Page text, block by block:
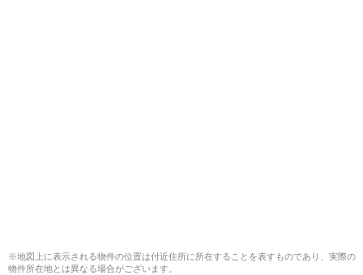
※地図上に表示される物件の位置は付近住所に所在することを表すものであり、実際の
物件所在地とは異なる場合がございます。